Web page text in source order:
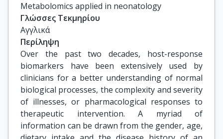
Metabolomics applied in neonatology
Γλώσσες Τεκμηρίου
Αγγλικά
Περίληψη
Over the past two decades, host-response
biomarkers have been extensively used by
clinicians for a better understanding of normal
biological processes, the complexity and severity
of illnesses, or pharmacological responses to
therapeutic intervention. A myriad of
information can be drawn from the gender, age,